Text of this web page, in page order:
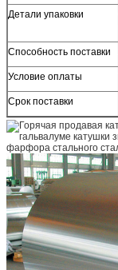
Детали упаковки
Способность поставки
Условие оплаты
Срок поставки